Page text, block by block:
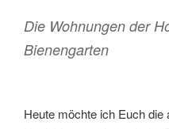
Die Wohnungen der
Bienengarten
Heute möchte ich Euch